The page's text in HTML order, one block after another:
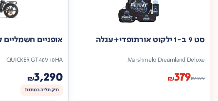
סט 9 ב-1 ילקוט אורתופדי+עגלה
Marshmelo Dreamland Deluxe
₪399
₪379
אופניים חשמליים
QUICKER GT 48V 10HA
₪3,290
תיק תליה במתנה!